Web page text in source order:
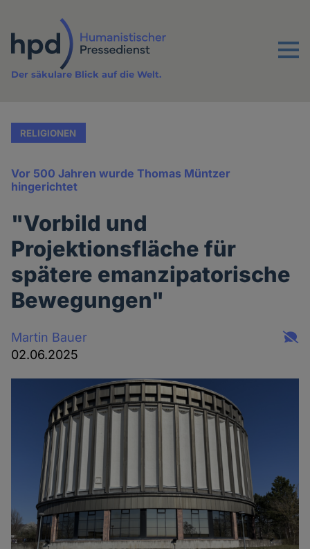
Inhalt
Menu
Der säkulare Blick auf die Welt.
RELIGIONEN
Vor 500 Jahren wurde Thomas Müntzer
hingerichtet
"Vorbild und
Projektionsfläche für
spätere emanzipatorische
Bewegungen"
Martin Bauer
02.06.2025